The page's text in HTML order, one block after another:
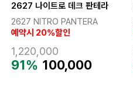
2627 나이트로 데크 판테라
2627 NITRO PANTERA
예약시 20%할인
1,220,000
91% 100,000